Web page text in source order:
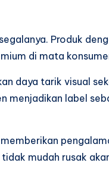
Produk
di mata
daya tarik visual
menjadikan label
mudah rusak